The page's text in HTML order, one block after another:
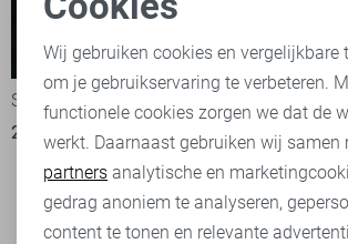
Sans Overige
25,00
Sans
50,00
Noodzakelijke cookies
Personalisatie cookies
Analytische cookies
Marketing cookies
Wij gebruiken cookies en vergelijkbare
om je gebruikservaring te verbeteren.
functionele cookies zorgen we dat de
werkt. Daarnaast gebruiken wij samen
partners analytische en
gedrag anoniem te analyseren,
content te tonen en relevante